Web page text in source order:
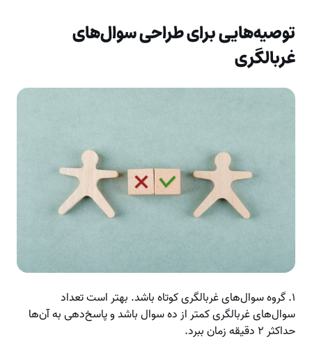
توصیه‌هایی برای طراحی سوال‌های
غربالگری
۱. گروه سوال‌های غربالگری کوتاه باشد. بهتر است تعداد
سوال‌های غربالگری کمتر از ده سوال باشد و پاسخ‌دهی به آن‌ها
حداکثر ۲ دقیقه زمان ببرد.